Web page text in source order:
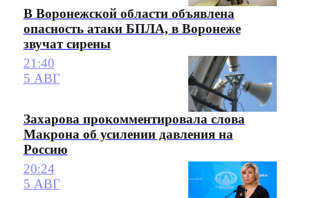
В Воронежской области объявлена
опасность атаки БПЛА, в Воронеже
звучат сирены
21:40
5 АВГ
Захарова прокомментировала слова
Макрона об усилении давления на
Россию
20:24
5 АВГ